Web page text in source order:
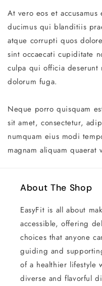
At vero eos et
ducimus qui blanditiis
atque corrupti quos
sint occaecati cupiditate
culpa qui officia
dolorum fuga.
Neque porro quisquam
sit amet, consectetur,
numquam eius modi
magnam aliquam
About The Shop
EasyFit is all about
accessible, offering
choices that anyone
guiding and
of a healthier lifestyle
diverse and flavorful